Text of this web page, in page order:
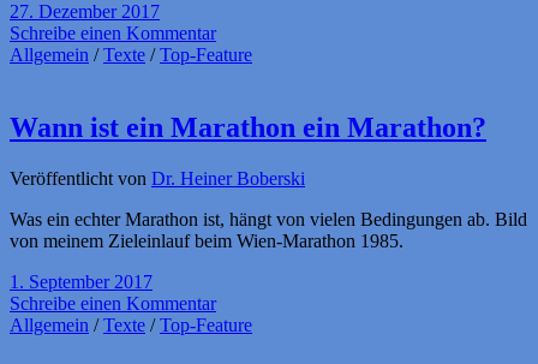
27. Dezember 2017
Schreibe einen Kommentar
Allgemein /Texte /Top-Feature
Wann ist ein Marathon ein Marathon?
Veröffentlicht von Dr. Heiner Boberski
Was ein echter Marathon ist, hängt von vielen Bedingungen ab. Bild
von meinem Zieleinlauf beim Wien-Marathon 1985.
1. September 2017
Schreibe einen Kommentar
Allgemein /Texte /Top-Feature